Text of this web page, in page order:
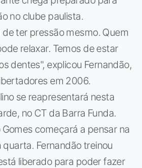
no clube paulista.
ter pressão mesmo. Quem
relaxar. Temos de estar
dentes", explicou Fernandão,
em 2006.
se reapresentará nesta
no CT da Barra Funda.
começará a pensar na
Fernandão treinou
liberado para poder fazer